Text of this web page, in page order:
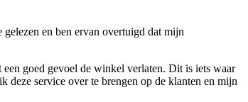
en ben ervan overtuigd dat mijn
goed gevoel de winkel verlaten. Dit is iets waar
deze service over te brengen op de klanten en mijn